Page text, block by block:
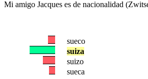
Mi amigo Jacques es de nacionalidad
sueco
suiza
suizo
sueca